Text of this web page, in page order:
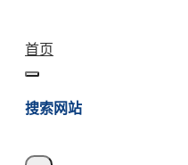
首页
搜索网站